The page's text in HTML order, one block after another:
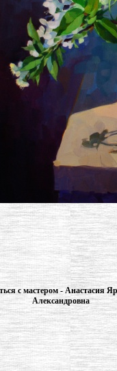
с мастером - Анастасия
Александровна